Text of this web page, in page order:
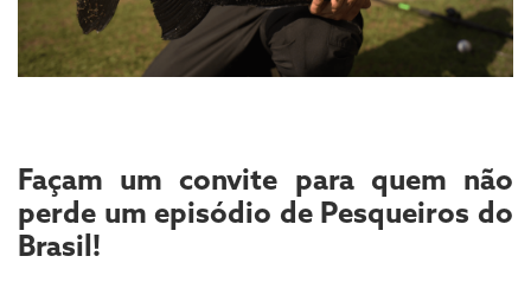
Façam um convite para quem não
perde um episódio de Pesqueiros do
Brasil!